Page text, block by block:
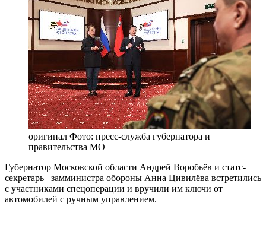
оригинал Фото: пресс-служба губернатора и
правительства МО
Губернатор Московской области Андрей Воробьёв и статс-
секретарь –замминистра обороны Анна Цивилёва встретились
с участниками спецоперации и вручили им ключи от
автомобилей с ручным управлением.